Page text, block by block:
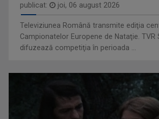
LOREDANA IORDACHE
„Pentru mine, din 2016, Televiziunea Română ...
publicat: joi, 06 august 2026
Televiziunea Română transmite ediţia
Campionatelor Europene de Nataţie. TVR
difuzează competiţia în perioada ...